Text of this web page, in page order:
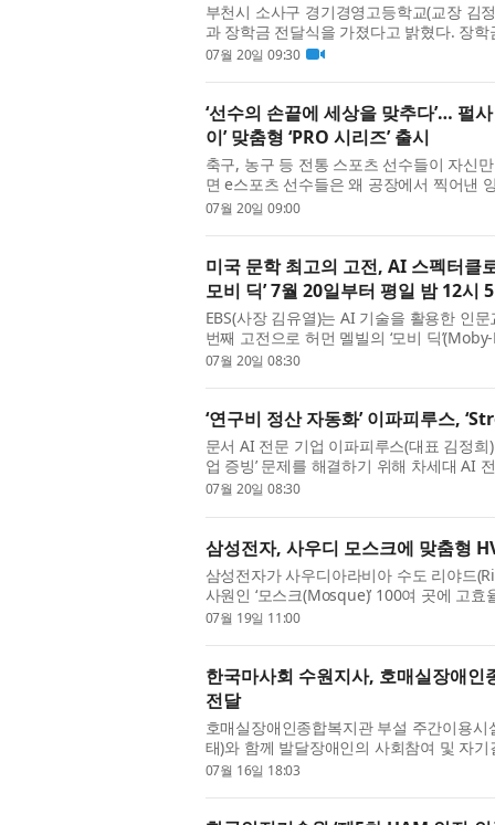
부천시 소사구 경기경영고등학교(교장 김
과 장학금 전달식을 가졌다고 밝혔다. 장
원씩, 총 200만원이 지급되며, 같은 자리
07월 20일 09:30
‘선수의 손끝에 세상을 맞추다’… 펄
이’ 맞춤형 ‘PRO 시리즈’ 출시
축구, 농구 등 전통 스포츠 선수들이 자신
면 e스포츠 선수들은 왜 공장에서 찍어낸
이 정형화된 공식에 의문을 던지며 지난
07월 20일 09:00
미국 문학 최고의 고전, AI 스펙터클
모비 딕’ 7월 20일부터 평일 밤 12시
EBS(사장 김유열)는 AI 기술을 활용한 인
번째 고전으로 허먼 멜빌의 ‘모비 딕
터 평일 밤 12시 5분에 EBS 1TV에서 방송
07월 20일 08:30
‘연구비 정산 자동화’ 이파피루스,
문서 AI 전문 기업 이파피루스(대표 김정
업 증빙’ 문제를 해결하기 위해 차세대 AI
26253623)’을 조달청 디지털서비스몰에
07월 20일 08:30
삼성전자, 사우디 모스크에 맞춤형
삼성전자가 사우디아라비아 수도 리야드
사원인 ‘모스크(Mosque)’ 100여 곳에 고
시설의 공간 특성을 고려해 공간 전체에
07월 19일 11:00
한국마사회 수원지사, 호매실장애
전달
호매실장애인종합복지관 부설 주간이용
태)와 함께 발달장애인의 사회참여 및 자
이번 전달식에서 한국마사회 수원지사는
07월 16일 18:03